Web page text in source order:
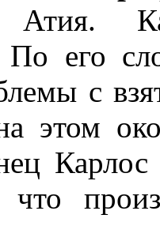
По его
с
этом
что